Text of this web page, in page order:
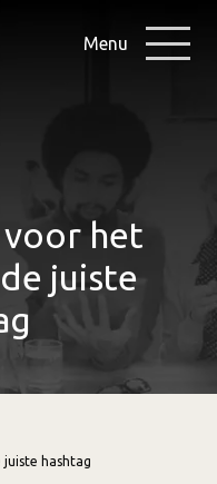
Menu
het
juiste
hashtag